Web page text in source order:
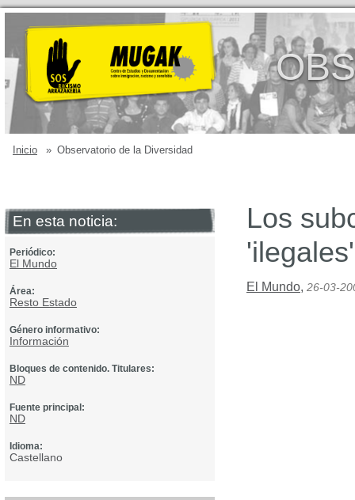
Inicio » Observatorio de la Diversidad
En esta noticia:
Periódico:
El Mundo
Área:
Resto Estado
Género informativo:
Información
Bloques de contenido. Titulares:
ND
Fuente principal:
ND
Idioma:
Castellano
Los
'ilegales'
El Mundo, 26-03-